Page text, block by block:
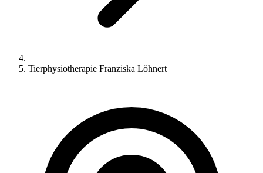
Tierphysiotherapie Franziska Löhnert